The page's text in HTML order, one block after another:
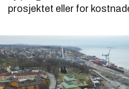
prosjektet eller for